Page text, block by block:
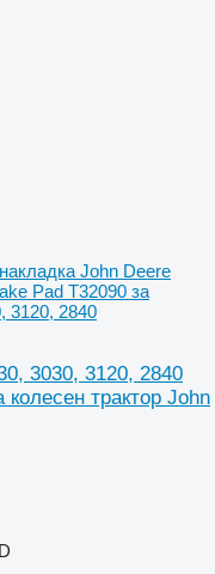
John Deere
Pad T32090 за
3120, 2840
3030, 3120, 2840
трактор John